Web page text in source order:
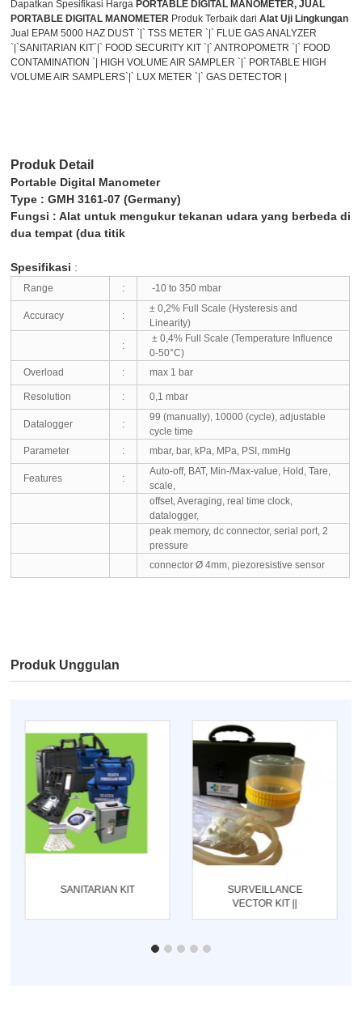
Dapatkan Spesifikasi HargaPORTABLE DIGITAL MANOMETER, JUAL
PORTABLE DIGITAL MANOMETER Produk Terbaik dariAlat Uji Lingkungan
Jual EPAM 5000 HAZ DUST `|` TSS METER `|` FLUE GAS ANALYZER
`|`SANITARIAN KIT`|` FOOD SECURITY KIT `|` ANTROPOMETR `|` FOOD
CONTAMINATION `| HIGH VOLUME AIR SAMPLER `|` PORTABLE HIGH
VOLUME AIR SAMPLERS`|` LUX METER `|` GAS DETECTOR |
Produk Detail
Portable Digital Manometer
Type : GMH 3161-07 (Germany)
Fungsi : Alat untuk mengukur tekanan udara yang berbeda di
dua tempat (dua titik
Spesifikasi :
Range : -10 to 350 mbar
Accuracy :
± 0,2% Full Scale (Hysteresis and
Linearity)
:
± 0,4% Full Scale (Temperature Influence
0-50°C)
Overload
: max 1 bar
Resolution : 0,1 mbar
Datalogger :
99 (manually), 10000 (cycle), adjustable
cycle time
Parameter
: mbar, bar, kPa, MPa, PSI, mmHg
Features :
Auto-off, BAT, Min-/Max-value, Hold, Tare,
scale,
offset, Averaging, real time clock,
datalogger,
peak memory, dc connector, serial port, 2
pressure
connector Ø 4mm, piezoresistive sensor
Produk Unggulan
SANITARIAN KIT
SURVEILLANCE
VECTOR KIT ||
ENTOMOLOGI KIT